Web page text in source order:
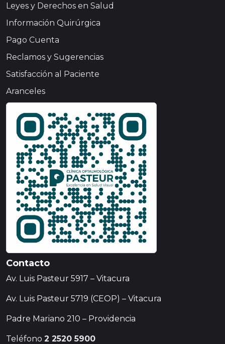
Leyes y Derechos en Salud
Información Quirúrgica
Pago Cuenta
Reclamos y Sugerencias
Satisfacción al Paciente
Aranceles
Contacto
Av. Luis Pasteur 5917 – Vitacura
Av. Luis Pasteur 5719 (CEOP) – Vitacura
Padre Mariano 210 – Providencia
Teléfono 2 2520 5900